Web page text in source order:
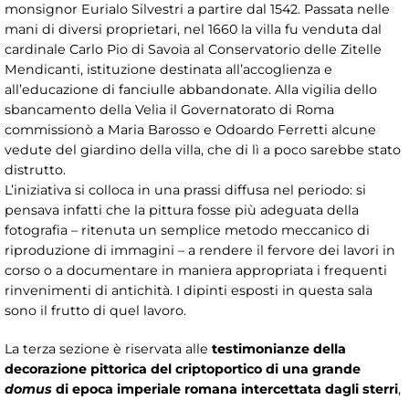
monsignor Eurialo Silvestri a partire dal 1542. Passata nelle
mani di diversi proprietari, nel 1660 la villa fu venduta dal
cardinale Carlo Pio di Savoia al Conservatorio delle Zitelle
Mendicanti, istituzione destinata all’accoglienza e
all’educazione di fanciulle abbandonate. Alla vigilia dello
sbancamento della Velia il Governatorato di Roma
commissionò a Maria Barosso e Odoardo Ferretti alcune
vedute del giardino della villa, che di lì a poco sarebbe stato
distrutto.
L’iniziativa si colloca in una prassi diffusa nel periodo: si
pensava infatti che la pittura fosse più adeguata della
fotografia – ritenuta un semplice metodo meccanico di
riproduzione di immagini – a rendere il fervore dei lavori in
corso o a documentare in maniera appropriata i frequenti
rinvenimenti di antichità. I dipinti esposti in questa sala
sono il frutto di quel lavoro.
La terza sezione è riservata alle testimonianze della
decorazione pittorica del criptoportico di una grande
domus di epoca imperiale romana intercettata dagli sterri,